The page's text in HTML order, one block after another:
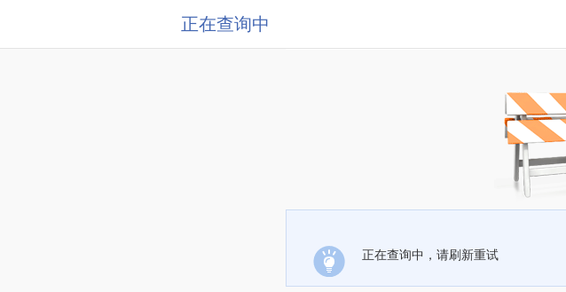
正在查询中
正在查询中，请刷新重试